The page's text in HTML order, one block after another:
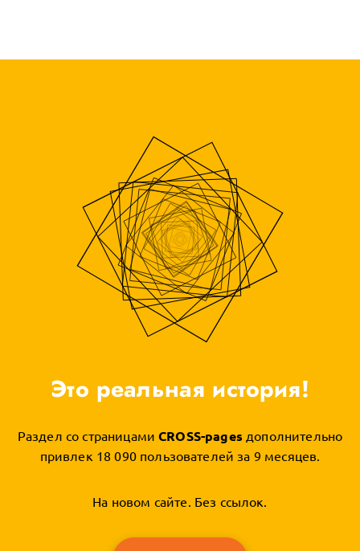
Это реальная история!
Раздел со страницамиCROSS-pages дополнительно
привлек 18 090 пользователей за 9 месяцев.
На новом сайте. Без ссылок.